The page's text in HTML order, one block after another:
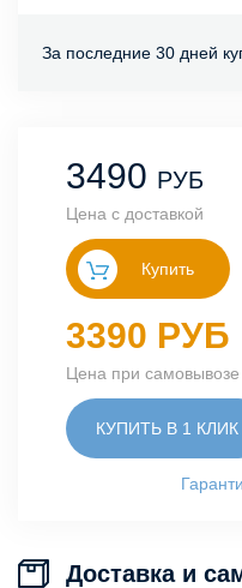
За последние 30 дней
3490 РУБ
Цена с доставкой
Купить
3390 РУБ
Цена при самовывозе
КУПИТЬ В 1 КЛИК
Доставка и